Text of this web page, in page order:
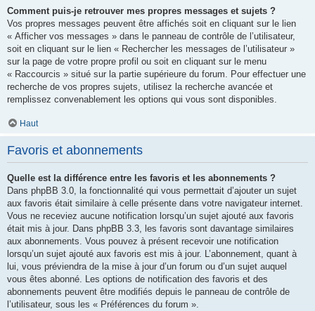
Comment puis-je retrouver mes propres messages et sujets ?
Vos propres messages peuvent être affichés soit en cliquant sur le lien
« Afficher vos messages » dans le panneau de contrôle de l’utilisateur,
soit en cliquant sur le lien « Rechercher les messages de l’utilisateur »
sur la page de votre propre profil ou soit en cliquant sur le menu
« Raccourcis » situé sur la partie supérieure du forum. Pour effectuer une
recherche de vos propres sujets, utilisez la recherche avancée et
remplissez convenablement les options qui vous sont disponibles.
Haut
Favoris et abonnements
Quelle est la différence entre les favoris et les abonnements ?
Dans phpBB 3.0, la fonctionnalité qui vous permettait d’ajouter un sujet
aux favoris était similaire à celle présente dans votre navigateur internet.
Vous ne receviez aucune notification lorsqu’un sujet ajouté aux favoris
était mis à jour. Dans phpBB 3.3, les favoris sont davantage similaires
aux abonnements. Vous pouvez à présent recevoir une notification
lorsqu’un sujet ajouté aux favoris est mis à jour. L’abonnement, quant à
lui, vous préviendra de la mise à jour d’un forum ou d’un sujet auquel
vous êtes abonné. Les options de notification des favoris et des
abonnements peuvent être modifiés depuis le panneau de contrôle de
l’utilisateur, sous les « Préférences du forum ».